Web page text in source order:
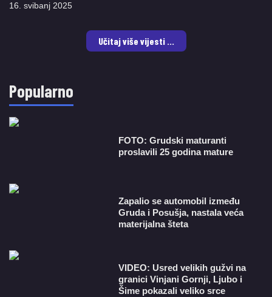
16. svibanj 2025
Učitaj više vijesti ...
Popularno
FOTO: Grudski maturanti
proslavili 25 godina mature
Zapalio se automobil između
Gruda i Posušja, nastala veća
materijalna šteta
VIDEO: Usred velikih gužvi na
granici Vinjani Gornji, Ljubo i
Šime pokazali veliko srce